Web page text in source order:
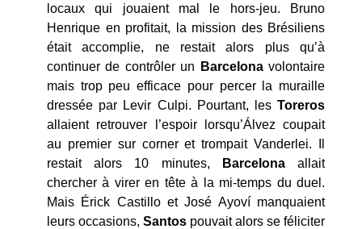
locaux qui jouaient mal le hors-jeu. Bruno
Henrique en profitait, la mission des Brésiliens
était accomplie, ne restait alors plus qu’à
continuer de contrôler un
Barcelonavolontaire
mais trop peu efficace pour percer la muraille
dressée par Levir Culpi. Pourtant, les Toreros
allaient retrouver l’espoir lorsqu’Álvez coupait
au premier sur corner et trompait Vanderlei. Il
restait alors 10 minutes,
Barcelonaallait
chercher à virer en tête à la mi-temps du duel.
Mais Érick Castillo et José Ayoví manquaient
leurs occasions, Santos pouvait alors se féliciter